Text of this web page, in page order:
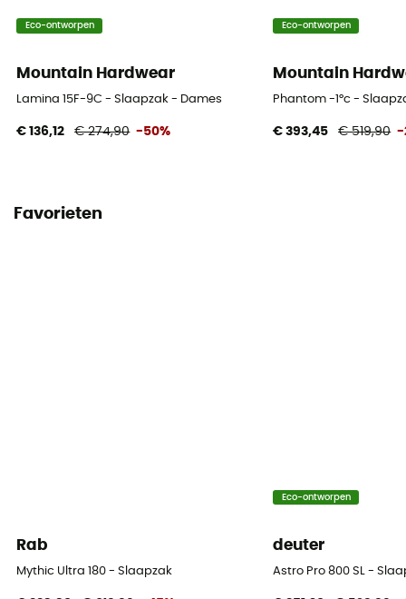
Eco-ontworpen
Mountain Hardwear
Lamina 15F-9C - Slaapzak - Dames
€ 136,12 € 274,90 -50%
Eco-ontworpen
Mountain
Phantom -1°c -
€ 393,45 € 519,90 -
Favorieten
Rab
Mythic Ultra 180 - Slaapzak
Eco-ontworpen
deuter
Astro Pro 800 SL -